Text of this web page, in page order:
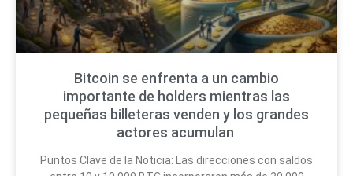
Bitcoin se enfrenta a un cambio
importante de holders mientras las
pequeñas billeteras venden y los grandes
actores acumulan
Puntos Clave de la Noticia: Las direcciones con saldos